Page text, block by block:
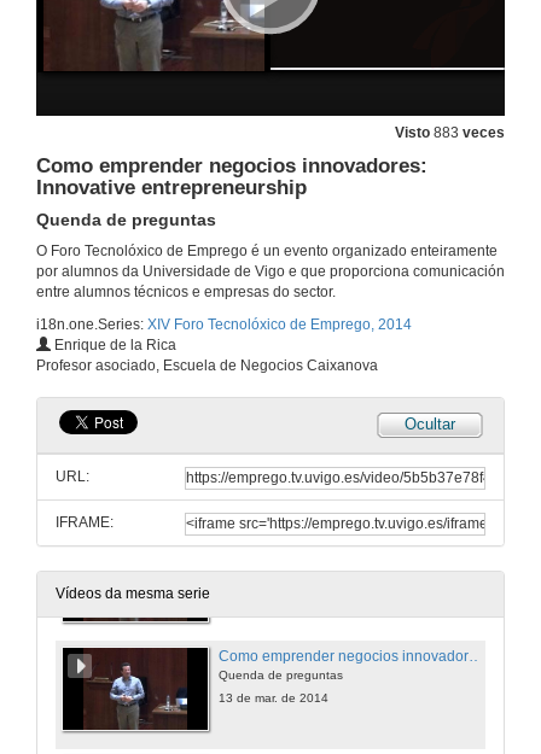
Visto 883 veces
Como emprender negocios innovadores:
Innovative entrepreneurship
Quenda de preguntas
O Foro Tecnolóxico de Emprego é un evento organizado enteiramente
por alumnos da Universidade de Vigo e que proporciona comunicación
entre alumnos técnicos e empresas do sector.
i18n.one.Series: XIV Foro Tecnolóxico de Emprego, 2014
Enrique de la Rica
Profesor asociado, Escuela de Negocios Caixanova
Ocultar
URL:
IFRAME:
Vídeos da mesma serie
Quenda de preguntas
Elaboración do plan de marketing individual do enxeñeiro en procura do primeiro emprego
12 de mar. de 2014
12 de mar. de 2014
12 de mar. de 2014
Ilustre Colexio Oficial de Enxeñeiros Industriais de Galiza
12 de mar. de 2014
Como emprender negocios innovadores: Innovative entrepreneurship
Como emprender negocios innovadores: Innovative entrepreneurship
Quenda de preguntas
13 de mar. de 2014